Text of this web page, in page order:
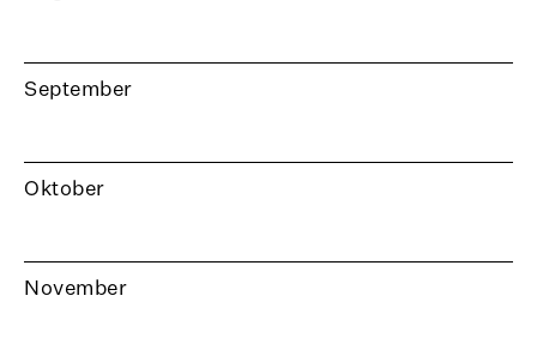
September
Oktober
November